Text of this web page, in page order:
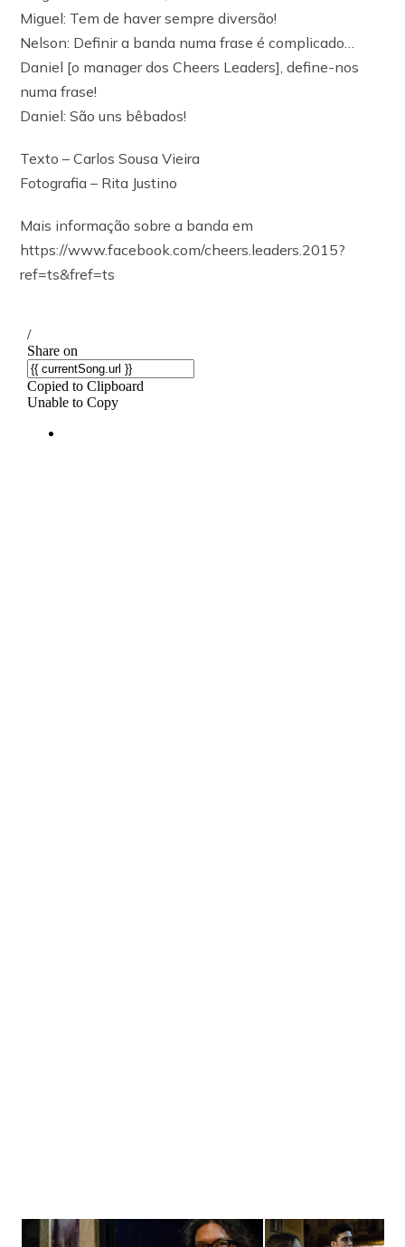
Miguel: Tem de haver sempre diversão!
Nelson: Definir a banda numa frase é complicado…
Daniel [o manager dos Cheers Leaders], define-nos
numa frase!
Daniel: São uns bêbados!
Texto – Carlos Sousa Vieira
Fotografia – Rita Justino
Mais informação sobre a banda em
https://www.facebook.com/cheers.leaders.2015?
ref=ts&fref=ts